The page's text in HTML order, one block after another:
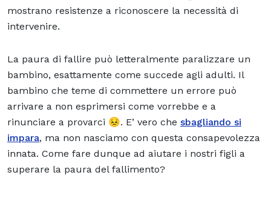
mostrano resistenze a riconoscere la necessità di
intervenire.
La paura di fallire può letteralmente paralizzare un
bambino, esattamente come succede agli adulti. Il
bambino che teme di commettere un errore può
arrivare a non esprimersi come vorrebbe e a
rinunciare a provarci 😣. E’ vero che sbagliando si
impara, ma non nasciamo con questa consapevolezza
innata. Come fare dunque ad aiutare i nostri figli a
superare la paura del fallimento?